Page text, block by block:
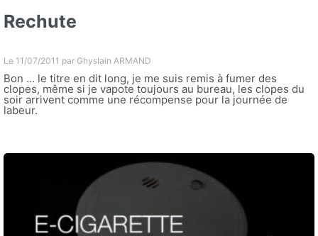
Rechute
Le 11/07/2011 par Ghyslain ARMAND
Bon … le titre en dit long, je me suis remis à fumer des
clopes, même si je vapote toujours au bureau, les clopes du
soir arrivent comme une récompense pour la journée de
labeur.